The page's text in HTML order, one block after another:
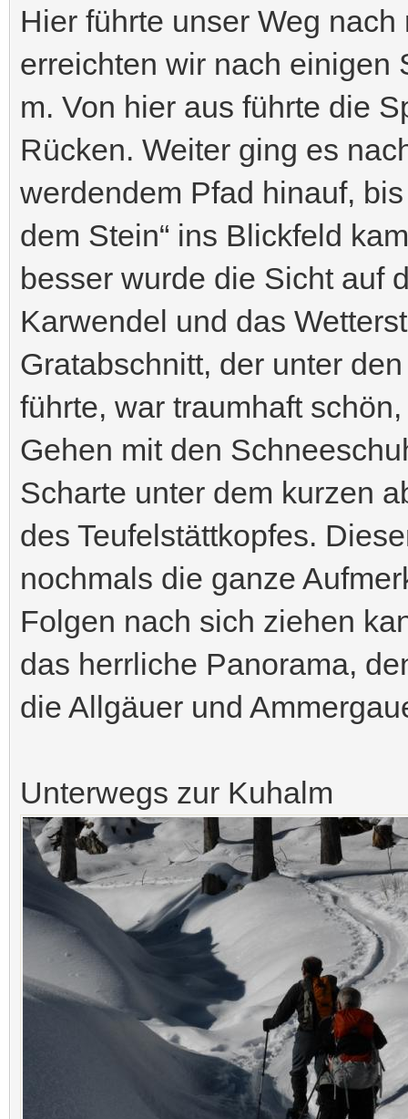
Hier führte unser Weg
erreichten wir nach einigen
m. Von hier aus führte die
Rücken. Weiter ging es
werdendem Pfad hinauf,
dem Stein“ ins Blickfeld
besser wurde die Sicht auf
Karwendel und das
Gratabschnitt, der unter
führte, war traumhaft
Gehen mit den
Scharte unter dem kurzen
des Teufelstättkopfes.
nochmals die ganze
Folgen nach sich ziehen
das herrliche Panorama,
die Allgäuer und
Unterwegs zur Kuhalm